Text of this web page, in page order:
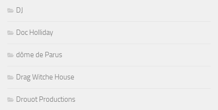
DJ
Doc Holliday
dôme de Parus
Drag Witche House
Drouot Productions